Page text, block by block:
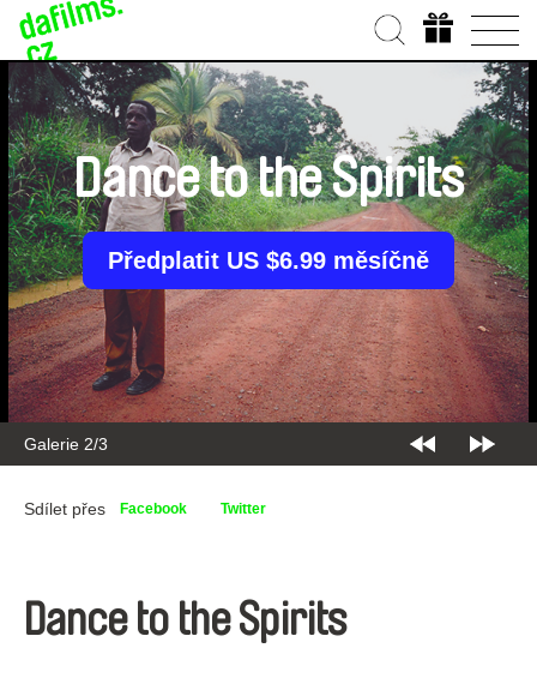
Galerie 2/3
Dance to the Spirits
Předplatit US $6.99 měsíčně
Sdílet přes Facebook Twitter
Dance to the Spirits